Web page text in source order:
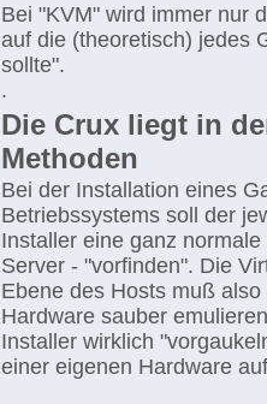
Bei "KVM" wird immer nur
auf die (theoretisch) jedes
sollte".
.
Die Crux liegt in
Methoden
Bei der Installation eines
Betriebssystems soll der
Installer eine ganz
Server - "vorfinden". Die
Ebene des Hosts muß
Hardware sauber
Installer wirklich
einer eigenen Hardware